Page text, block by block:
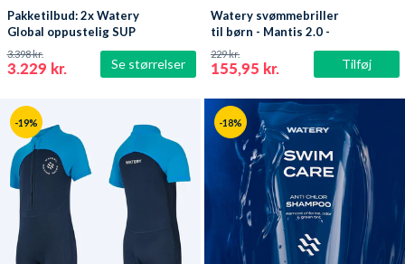
Se størrelser
Pakketilbud: 2x Watery
Global oppustelig SUP
PaddleBoard 10'6
3.229 kr.
3.398 kr.
Tilføj
Watery svømmebriller
til børn - Mantis 2.0 -
Lilla/klar
155,95 kr.
229 kr.
-19% -18%